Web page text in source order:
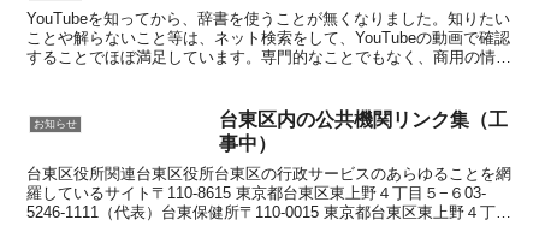
YouTubeを知ってから、辞書を使うことが無くなりました。知りたい
ことや解らないこと等は、ネット検索をして、YouTubeの動画で確認
することでほぼ満足しています。専門的なことでもなく、商用の情報
お知らせ
台東区内の公共機関リンク集（工
事中）
台東区役所関連台東区役所台東区の行政サービスのあらゆることを網
羅しているサイト〒110-8615 東京都台東区東上野４丁目５−６03-
5246-1111（代表）台東保健所〒110-0015 東京都台東区東上野４丁目